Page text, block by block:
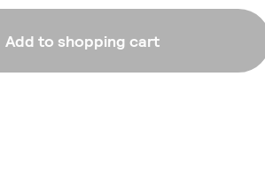
Add to shopping cart